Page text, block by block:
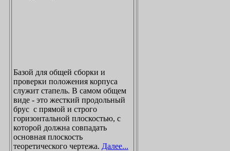
Базой для общей сборки и
проверки положения корпуса
служит стапель. В самом общем
виде - это жесткий продольный
брус с прямой и строго
горизонтальной плоскостью, с
которой должна совпадать
основная плоскость
теоретического чертежа. Далее...